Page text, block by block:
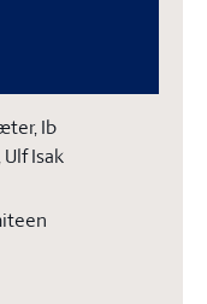
Ib
Isak